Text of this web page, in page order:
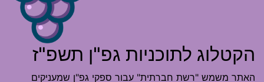
הקטלוג לתוכניות גפ"ן תשפ"ז
האתר משמש "רשת חברתית" עבור ספקי גפ"ן שמעניקים